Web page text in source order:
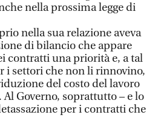
nella prossima legge di
nella sua relazione aveva
di bilancio che appare
contratti una priorità e, a tal
i settori che non li rinnovino,
del costo del lavoro
Governo, soprattutto – e lo
per i contratti che